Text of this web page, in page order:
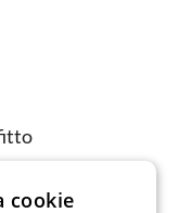
cookie